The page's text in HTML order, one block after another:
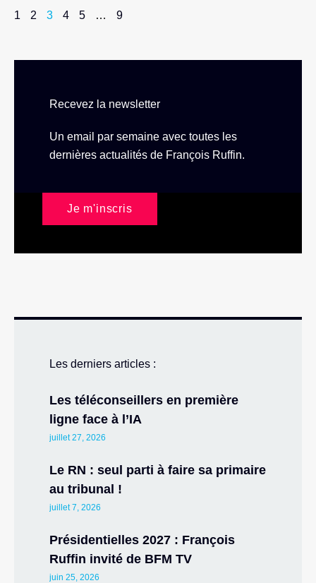
1 2 3 4 5 … 9
Recevez la newsletter
Un email par semaine avec toutes les
dernières actualités de François Ruffin.
Je m'inscris
Les derniers articles :
Les téléconseillers en première
ligne face à l’IA
juillet 27, 2026
Le RN : seul parti à faire sa primaire
au tribunal !
juillet 7, 2026
Présidentielles 2027 : François
Ruffin invité de BFM TV
juin 25, 2026